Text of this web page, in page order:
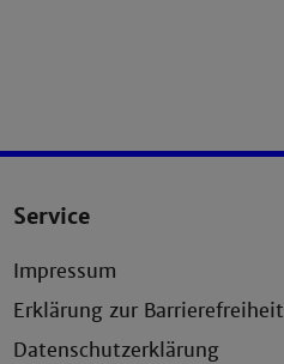
Service
Impressum
Erklärung zur Barrierefreiheit
Datenschutzerklärung